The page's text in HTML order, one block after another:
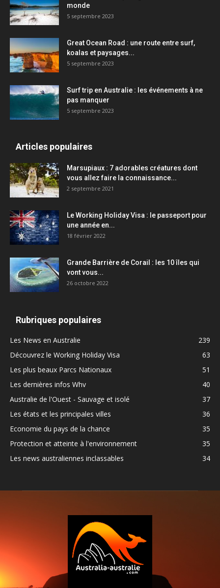
monde
5 septembre 2023
Great Ocean Road : une route entre surf,
koalas et paysages...
5 septembre 2023
Surf trip en Australie : les événements à ne
pas manquer
5 septembre 2023
Articles populaires
Marsupiaux : 7 adorables créatures dont
vous allez faire la connaissance...
2 septembre 2021
Le Working Holiday Visa : le passeport pour
une année en...
18 février 2022
Grande Barrière de Corail : les 10 îles qui
vont vous...
26 octobre 2022
Rubriques populaires
Les News en Australie
239
Découvrez le Working Holiday Visa
63
Les plus beaux Parcs Nationaux
51
Les dernières infos Whv
40
Australie de l'Ouest - Sauvage et isolé
37
Les états et les principales villes
36
Economie du pays de la chance
35
Protection et atteinte à l'environnement
35
Les news australiennes inclassables
34